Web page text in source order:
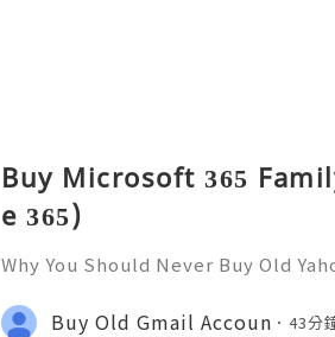
Buy Microsoft 365
e 365)
Why You Should Never Buy Old
onal communication, business
Buy Old Gmail Accoun 43分